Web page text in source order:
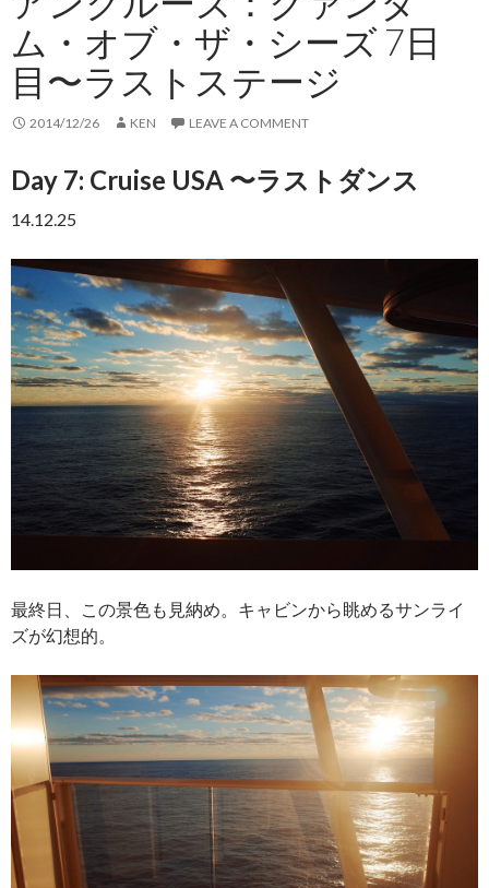
ム・オブ・ザ・シーズ 7日
目〜ラストステージ
2014/12/26 KEN LEAVE A COMMENT
Day 7: Cruise USA 〜ラストダンス
14.12.25
最終日、この景色も見納め。キャビンから眺めるサンライ
ズが幻想的。